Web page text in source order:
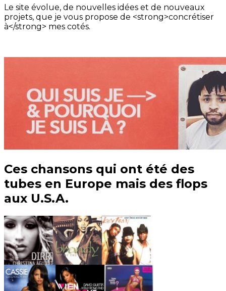
Le site évolue, de nouvelles idées et de nouveaux
projets, que je vous propose de <strong>concrétiser
à</strong> mes cotés.
Ces chansons qui ont été des
tubes en Europe mais des flops
aux U.S.A.